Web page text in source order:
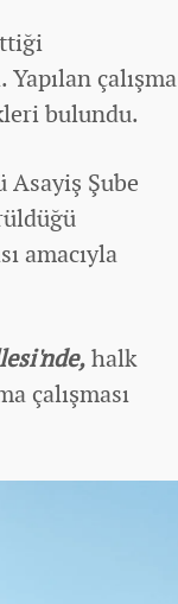
çalışma
bulundu.
Şube
amacıyla
halk
çalışması